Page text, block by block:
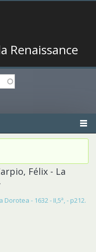
Renaissance
Félix - La
- 1632 - II,5ª, - p212.